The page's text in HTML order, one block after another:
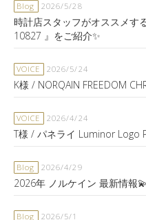
Blog 2026/5/28
時計店スタッフがオススメす
10827 』をご紹介✨
VOICE 2026/5/24
K様 / NORQAIN FREEDOM
VOICE 2026/4/24
T様 / パネライ Luminor Logo
Blog 2026/4/29
2026年 ノルケイン 最新情報💫
Blog 2026/5/1